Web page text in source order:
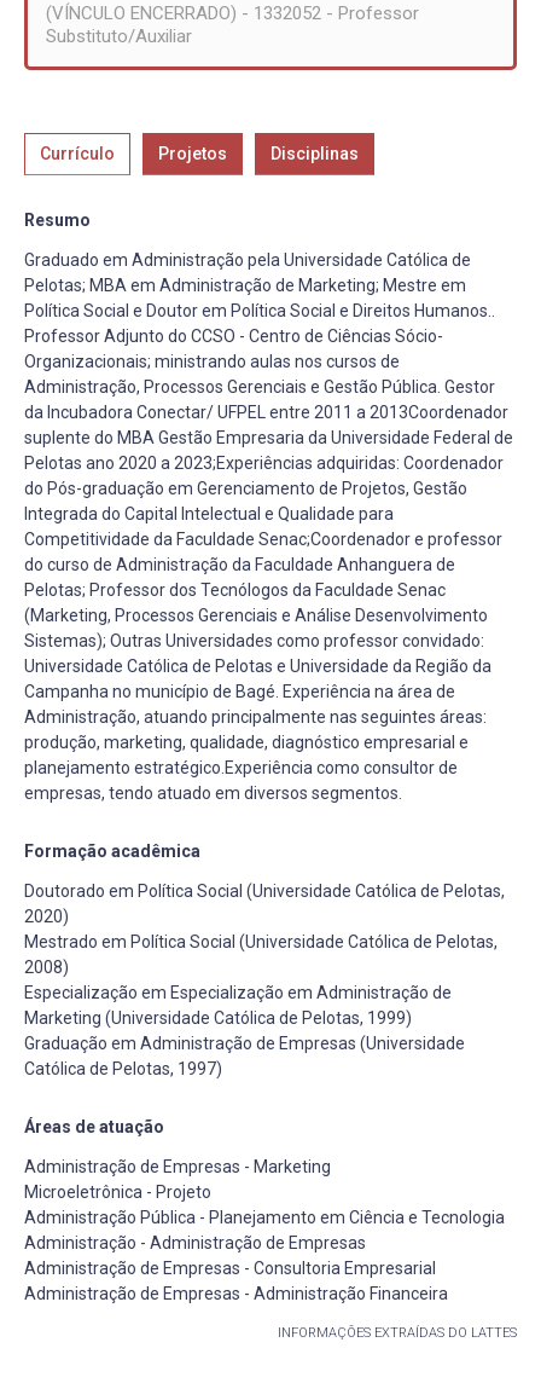
(VÍNCULO ENCERRADO) - 1332052 - Professor
Substituto/Auxiliar
Currículo Projetos Disciplinas
Resumo
Graduado em Administração pela Universidade Católica de
Pelotas; MBA em Administração de Marketing; Mestre em
Política Social e Doutor em Política Social e Direitos Humanos..
Professor Adjunto do CCSO - Centro de Ciências Sócio-
Organizacionais; ministrando aulas nos cursos de
Administração, Processos Gerenciais e Gestão Pública. Gestor
da Incubadora Conectar/ UFPEL entre 2011 a 2013Coordenador
suplente do MBA Gestão Empresaria da Universidade Federal de
Pelotas ano 2020 a 2023;Experiências adquiridas: Coordenador
do Pós-graduação em Gerenciamento de Projetos, Gestão
Integrada do Capital Intelectual e Qualidade para
Competitividade da Faculdade Senac;Coordenador e professor
do curso de Administração da Faculdade Anhanguera de
Pelotas; Professor dos Tecnólogos da Faculdade Senac
(Marketing, Processos Gerenciais e Análise Desenvolvimento
Sistemas); Outras Universidades como professor convidado:
Universidade Católica de Pelotas e Universidade da Região da
Campanha no município de Bagé. Experiência na área de
Administração, atuando principalmente nas seguintes áreas:
produção, marketing, qualidade, diagnóstico empresarial e
planejamento estratégico.Experiência como consultor de
empresas, tendo atuado em diversos segmentos.
Formação acadêmica
Doutorado em Política Social (Universidade Católica de Pelotas,
2020)
Mestrado em Política Social (Universidade Católica de Pelotas,
2008)
Especialização em Especialização em Administração de
Marketing (Universidade Católica de Pelotas, 1999)
Graduação em Administração de Empresas (Universidade
Católica de Pelotas, 1997)
Áreas de atuação
Administração de Empresas - Marketing
Microeletrônica - Projeto
Administração Pública - Planejamento em Ciência e Tecnologia
Administração - Administração de Empresas
Administração de Empresas - Consultoria Empresarial
Administração de Empresas - Administração Financeira
INFORMAÇÕES EXTRAÍDAS DO LATTES